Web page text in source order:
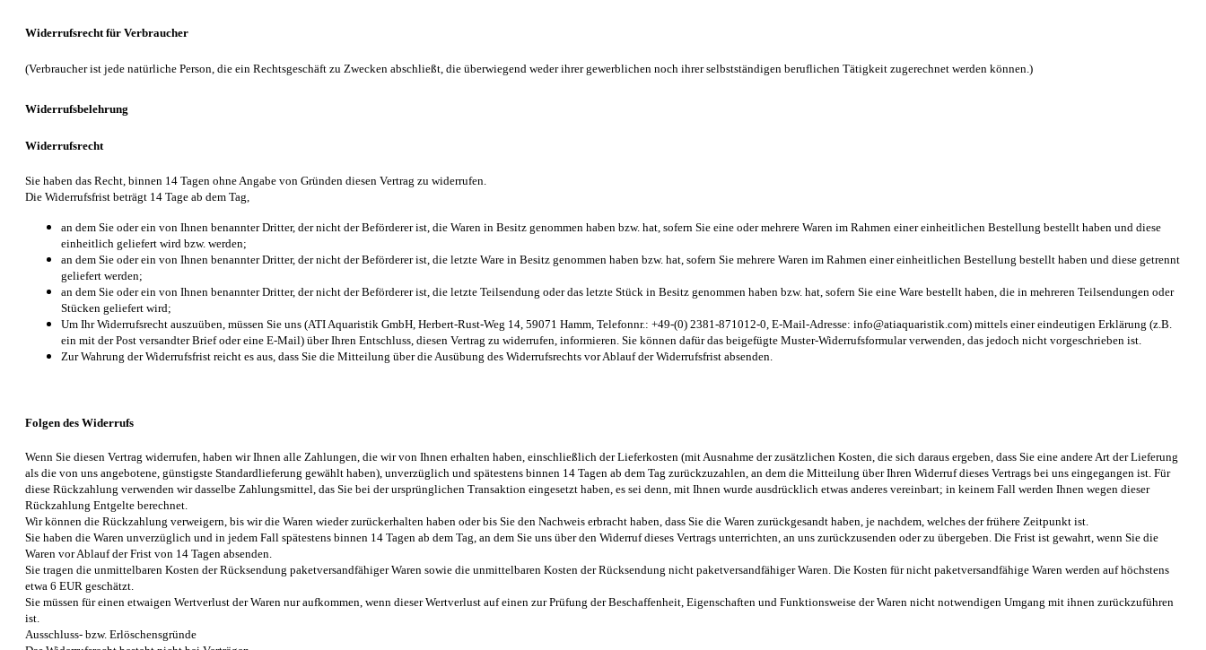
Widerrufsrecht für Verbraucher
(Verbraucher ist jede natürliche Person, die ein Rechtsgeschäft zu Zwecken abschließt, die überwiegend weder ihrer gewerblichen noch ihrer selbstständigen beruflichen Tätigkeit zugerechnet werden können.)
Widerrufsbelehrung
Widerrufsrecht
Sie haben das Recht, binnen 14 Tagen ohne Angabe von Gründen diesen Vertrag zu widerrufen.
Die Widerrufsfrist beträgt 14 Tage ab dem Tag,
an dem Sie oder ein von Ihnen benannter Dritter, der nicht der Beförderer ist, die Waren in Besitz genommen haben bzw. hat, sofern Sie eine oder mehrere Waren im Rahmen einer einheitlichen Bestellung bestellt haben und diese
einheitlich geliefert wird bzw. werden;
an dem Sie oder ein von Ihnen benannter Dritter, der nicht der Beförderer ist, die letzte Ware in Besitz genommen haben bzw. hat, sofern Sie mehrere Waren im Rahmen einer einheitlichen Bestellung bestellt haben und diese getrennt
geliefert werden;
an dem Sie oder ein von Ihnen benannter Dritter, der nicht der Beförderer ist, die letzte Teilsendung oder das letzte Stück in Besitz genommen haben bzw. hat, sofern Sie eine Ware bestellt haben, die in mehreren Teilsendungen oder
Stücken geliefert wird;
Um Ihr Widerrufsrecht auszuüben, müssen Sie uns (ATI Aquaristik GmbH, Herbert-Rust-Weg 14, 59071 Hamm, Telefonnr.: +49-(0) 2381-871012-0, E-Mail-Adresse: info@atiaquaristik.com) mittels einer eindeutigen Erklärung (z.B.
ein mit der Post versandter Brief oder eine E-Mail) über Ihren Entschluss, diesen Vertrag zu widerrufen, informieren. Sie können dafür das beigefügte Muster-Widerrufsformular verwenden, das jedoch nicht vorgeschrieben ist.
Zur Wahrung der Widerrufsfrist reicht es aus, dass Sie die Mitteilung über die Ausübung des Widerrufsrechts vor Ablauf der Widerrufsfrist absenden.
Folgen des Widerrufs
Wenn Sie diesen Vertrag widerrufen, haben wir Ihnen alle Zahlungen, die wir von Ihnen erhalten haben, einschließlich der Lieferkosten (mit Ausnahme der zusätzlichen Kosten, die sich daraus ergeben, dass Sie eine andere Art der Lieferung
als die von uns angebotene, günstigste Standardlieferung gewählt haben), unverzüglich und spätestens binnen 14 Tagen ab dem Tag zurückzuzahlen, an dem die Mitteilung über Ihren Widerruf dieses Vertrags bei uns eingegangen ist. Für
diese Rückzahlung verwenden wir dasselbe Zahlungsmittel, das Sie bei der ursprünglichen Transaktion eingesetzt haben, es sei denn, mit Ihnen wurde ausdrücklich etwas anderes vereinbart; in keinem Fall werden Ihnen wegen dieser
Rückzahlung Entgelte berechnet.
Wir können die Rückzahlung verweigern, bis wir die Waren wieder zurückerhalten haben oder bis Sie den Nachweis erbracht haben, dass Sie die Waren zurückgesandt haben, je nachdem, welches der frühere Zeitpunkt ist.
Sie haben die Waren unverzüglich und in jedem Fall spätestens binnen 14 Tagen ab dem Tag, an dem Sie uns über den Widerruf dieses Vertrags unterrichten, an uns zurückzusenden oder zu übergeben. Die Frist ist gewahrt, wenn Sie die
Waren vor Ablauf der Frist von 14 Tagen absenden.
Sie tragen die unmittelbaren Kosten der Rücksendung paketversandfähiger Waren sowie die unmittelbaren Kosten der Rücksendung nicht paketversandfähiger Waren. Die Kosten für nicht paketversandfähige Waren werden auf höchstens
etwa 6 EUR geschätzt.
Sie müssen für einen etwaigen Wertverlust der Waren nur aufkommen, wenn dieser Wertverlust auf einen zur Prüfung der Beschaffenheit, Eigenschaften und Funktionsweise der Waren nicht notwendigen Umgang mit ihnen zurückzuführen
ist.
Ausschluss- bzw. Erlöschensgründe